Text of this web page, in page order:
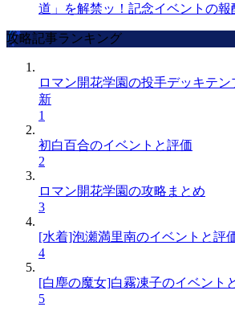
道」を解禁ッ！記念イベントの報
攻略記事ランキング
ロマン開花学園の投手デッキテン
新
1
初白百合のイベントと評価
2
ロマン開花学園の攻略まとめ
3
[水着]泡瀬満里南のイベントと評
4
[白塵の魔女]白霧凍子のイベント
5